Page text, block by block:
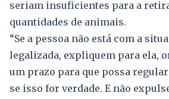
seriam insuficientes para a
quantidades de animais.
“Se a pessoa não está com a
legalizada, expliquem para ela,
um prazo para que possa
se isso for verdade. E não